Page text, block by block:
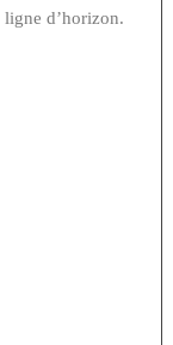
d’horizon.